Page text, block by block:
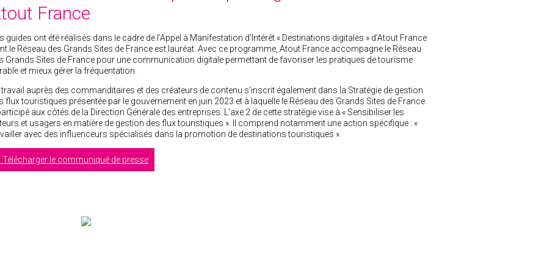
France
guides ont été réalisés dans le cadre de l’Appel à Manifestation d’Intérêt « Destinations digitales » d’Atout France
le Réseau des Grands Sites de France est lauréat. Avec ce programme, Atout France accompagne le Réseau
Grands Sites de France pour une communication digitale permettant de favoriser les pratiques de tourisme
et mieux gérer la fréquentation.
travail auprès des commanditaires et des créateurs de contenu s'inscrit également dans la Stratégie de gestion
flux touristiques présentée par le gouvernement en juin 2023 et à laquelle le Réseau des Grands Sites de France
aux côtés de la Direction Générale des entreprises. L'axe 2 de cette stratégie vise à « Sensibiliser les
et usagers en matière de gestion des flux touristiques ». Il comprend notamment une action spécifique : «
avec des influenceurs spécialisés dans la promotion de destinations touristiques ».
Télécharger le communiqué de presse